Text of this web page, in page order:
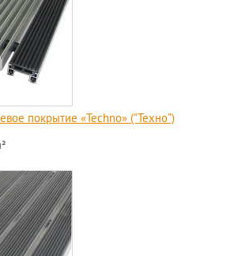
покрытие «Techno» ("Техно")